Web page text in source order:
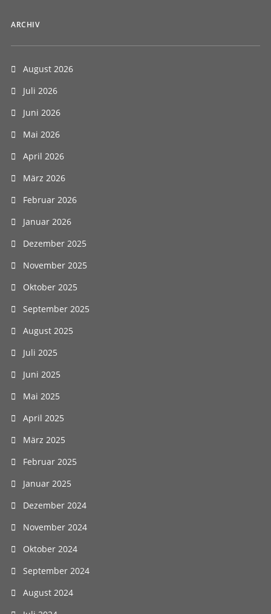
ARCHIV
August 2026
Juli 2026
Juni 2026
Mai 2026
April 2026
März 2026
Februar 2026
Januar 2026
Dezember 2025
November 2025
Oktober 2025
September 2025
August 2025
Juli 2025
Juni 2025
Mai 2025
April 2025
März 2025
Februar 2025
Januar 2025
Dezember 2024
November 2024
Oktober 2024
September 2024
August 2024